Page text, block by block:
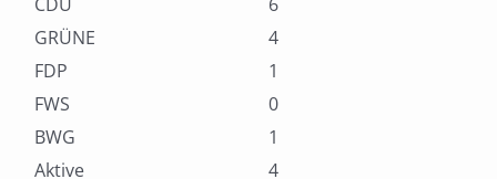
GRÜNE
4
FDP
1
FWS
0
BWG
1
Aktive
4